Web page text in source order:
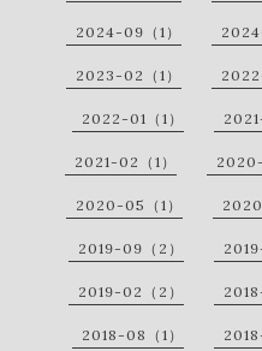
2024-09（1）
2023-02（1）
2022-01（1）
2021-02（1） 2020-
2020-05（1）
2019-09（2）
2019-02（2）
2018-08（1）